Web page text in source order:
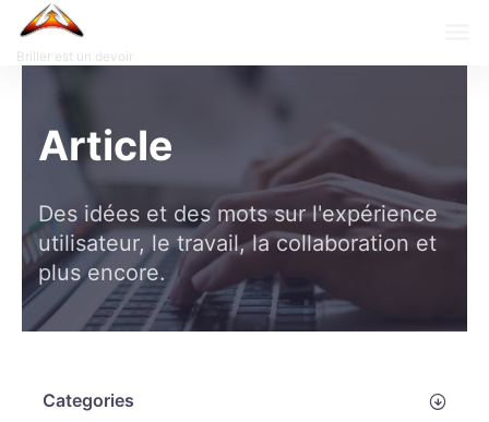
Briller est un devoir
Article
Des idées et des mots sur l'expérience
utilisateur, le travail, la collaboration et
plus encore.
Categories